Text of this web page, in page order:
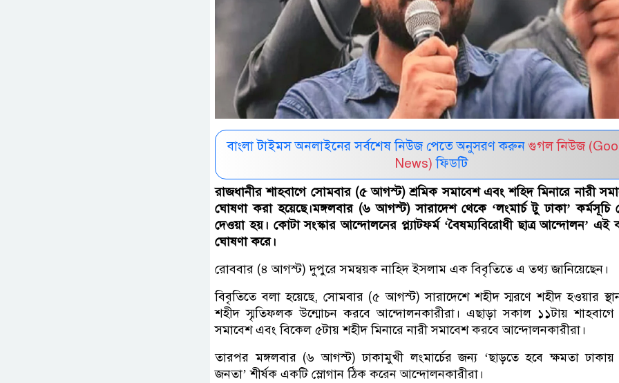
বাংলা টাইমস অনলাইনের সর্বশেষ নিউজ পেতে অনুসরণ করুন গুগল নিউজ
News) ফিডটি
রাজধানীর শাহবাগে সোমবার (৫ আগস্ট) শ্রমিক সমাবেশ এবং শহিদ মিনারে নারী
ঘোষণা করা হয়েছে।মঙ্গলবার (৬ আগস্ট) সারাদেশ থেকে ‘লংমার্চ টু ঢাকা’ কর্মসূচি
দেওয়া হয়। কোটা সংস্কার আন্দোলনের প্ল্যাটফর্ম ‘বৈষম্যবিরোধী ছাত্র আন্দোলন’ এই
ঘোষণা করে।
রোববার (৪ আগস্ট) দুপুরে সমন্বয়ক নাহিদ ইসলাম এক বিবৃতিতে এ তথ্য জানিয়েছেন।
বিবৃতিতে বলা হয়েছে, সোমবার (৫ আগস্ট) ‌‌‌‌সারাদেশে শহীদ স্মরণে শহীদ হওয়ার
শহীদ স্মৃতিফলক উন্মোচন করবে আন্দোলনকারীরা। এছাড়া সকাল ১১টায় শাহবাগে
সমাবেশ এবং বিকেল ৫টায় শহীদ মিনারে নারী সমাবেশ করবে আন্দোলনকারীরা।
তারপর মঙ্গলবার (৬ আগস্ট) ঢাকামুখী লংমার্চের জন্য ‘ছাড়তে হবে ক্ষমতা
জনতা’ শীর্ষক একটি স্লোগান ঠিক করেন আন্দোলনকারীরা।